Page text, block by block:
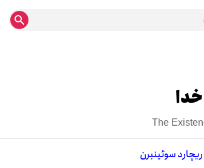
The
ریچارد سوئینبرن